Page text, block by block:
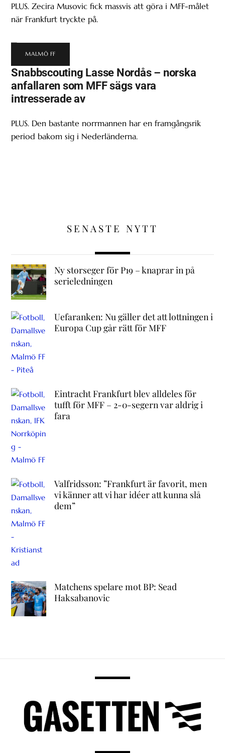
PLUS. Zecira Musovic fick massvis att göra i MFF-målet
när Frankfurt tryckte på.
MALMÖ FF
Snabbscouting Lasse Nordås – norska
anfallaren som MFF sägs vara
intresserade av
PLUS. Den bastante norrmannen har en framgångsrik
period bakom sig i Nederländerna.
SENASTE NYTT
Ny storseger för P19 – knaprar in på
serieledningen
Uefaranken: Nu gäller det att lottningen i
Europa Cup går rätt för MFF
Eintracht Frankfurt blev alldeles för
tufft för MFF – 2-0-segern var aldrig i
fara
Valfridsson: ”Frankfurt är favorit, men
vi känner att vi har idéer att kunna slå
dem”
Matchens spelare mot BP: Sead
Haksabanovic